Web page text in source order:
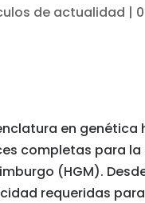
de actualidad |
en genética
completas para
(HGM).
requeridas